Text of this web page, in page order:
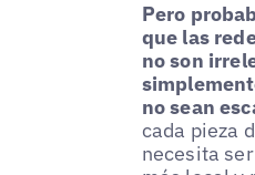
Pero
que las
no son
no sean
cada pieza
necesita